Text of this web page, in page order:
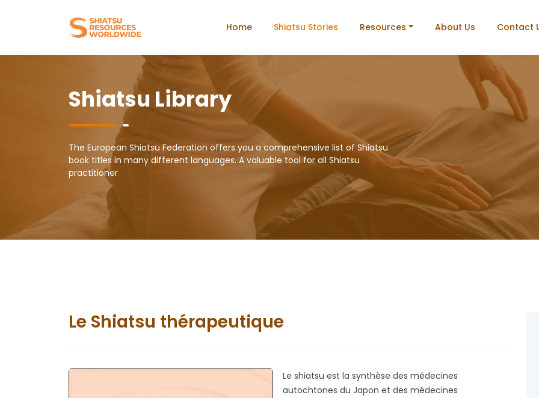
Home Shiatsu Stories Resources About Us Contact
Shiatsu Library
The European Shiatsu Federation offers you a comprehensive list of Shiatsu
book titles in many different languages. A valuable tool for all Shiatsu
practitioner
Le Shiatsu thérapeutique
Le shiatsu est la synthèse des médecines
autochtones du Japon et des médecines